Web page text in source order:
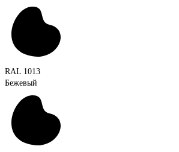
RAL 1013
Бежевый